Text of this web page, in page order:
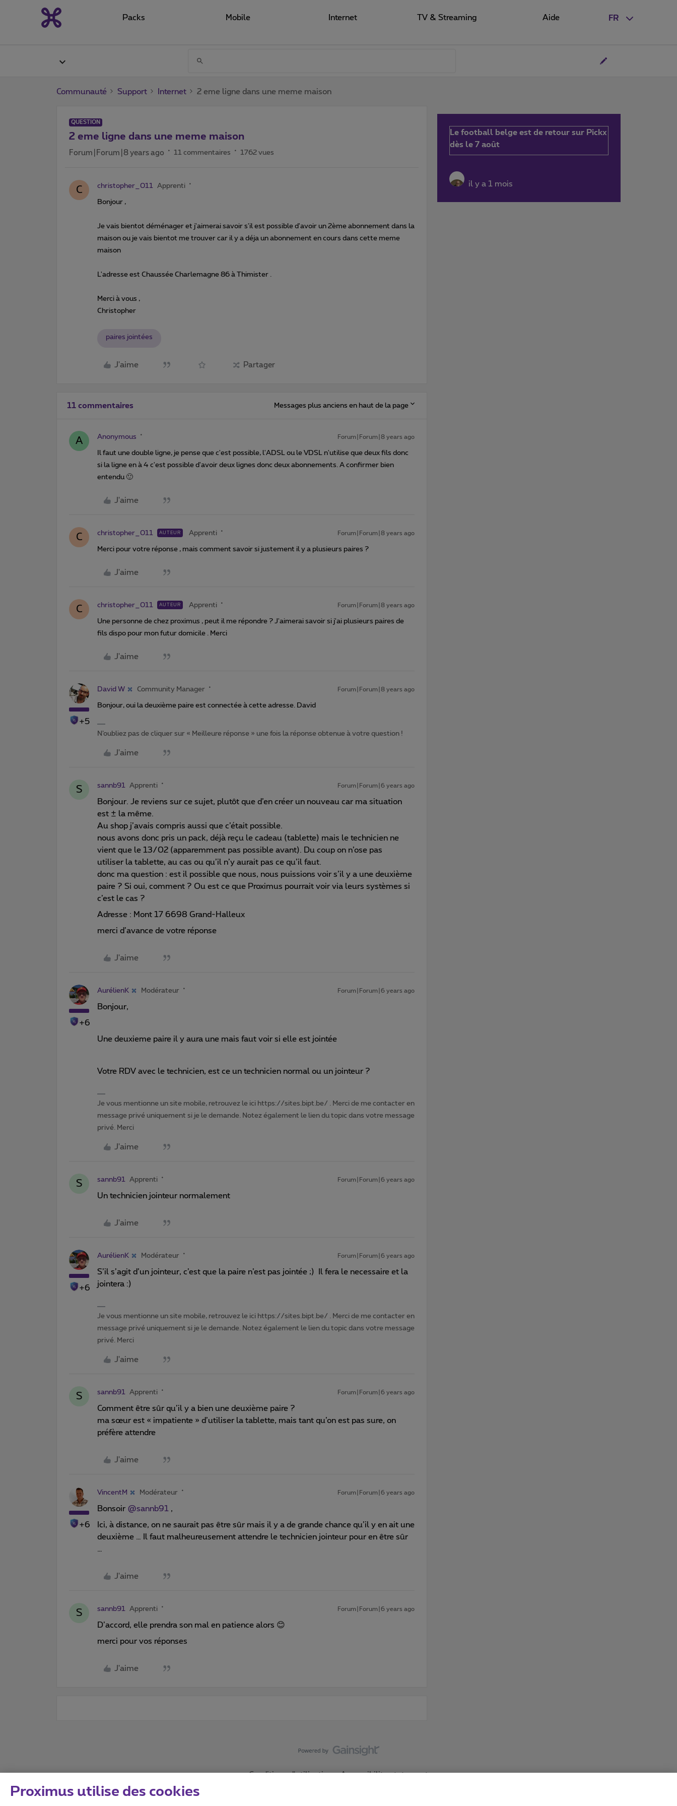
FR
Packs Mobile Internet TV & Streaming Aide
Communauté Support Internet 2 eme ligne dans une meme maison
QUESTION
2 eme ligne dans une meme maison
Forum|Forum|8 years ago 11 commentaires 1762 vues
C christopher_011 Apprenti
Bonjour ,
Je vais bientot déménager et j'aimerai savoir s'il est possible d'avoir un 2ème abonnement dans la
maison ou je vais bientot me trouver car il y a déja un abonnement en cours dans cette meme
maison
L'adresse est Chaussée Charlemagne 86 à Thimister .
Merci à vous ,
Christopher
paires jointées
J'aime Partager
11 commentaires Messages plus anciens en haut de la page
A Anonymous Forum|Forum|8 years ago
Il faut une double ligne, je pense que c'est possible, l'ADSL ou le VDSL n'utilise que deux fils donc
si la ligne en à 4 c'est possible d'avoir deux lignes donc deux abonnements. A confirmer bien
entendu 🙂
J'aime
C christopher_011 AUTEUR Apprenti Forum|Forum|8 years ago
Merci pour votre réponse , mais comment savoir si justement il y a plusieurs paires ?
J'aime
C christopher_011 AUTEUR Apprenti Forum|Forum|8 years ago
Une personne de chez proximus , peut il me répondre ? J'aimerai savoir si j'ai plusieurs paires de
fils dispo pour mon futur domicile . Merci
J'aime
+5
David W Community Manager Forum|Forum|8 years ago
Bonjour, oui la deuxième paire est connectée à cette adresse. David
N’oubliez pas de cliquer sur « Meilleure réponse » une fois la réponse obtenue à votre question !
J'aime
S sannb91 Apprenti Forum|Forum|6 years ago
Bonjour. Je reviens sur ce sujet, plutôt que d’en créer un nouveau car ma situation
est ± la même.
Au shop j’avais compris aussi que c’était possible.
nous avons donc pris un pack, déjà reçu le cadeau (tablette) mais le technicien ne
vient que le 13/02 (apparemment pas possible avant). Du coup on n’ose pas
utiliser la tablette, au cas ou qu’il n’y aurait pas ce qu’il faut.
donc ma question : est il possible que nous, nous puissions voir s’il y a une deuxième
paire ? Si oui, comment ? Ou est ce que Proximus pourrait voir via leurs systèmes si
c’est le cas ?
Adresse : Mont 17 6698 Grand-Halleux
merci d’avance de votre réponse
J'aime
+6
AurélienK Modérateur Forum|Forum|6 years ago
Bonjour,
Une deuxieme paire il y aura une mais faut voir si elle est jointée
Votre RDV avec le technicien, est ce un technicien normal ou un jointeur ?
Je vous mentionne un site mobile, retrouvez le ici https://sites.bipt.be/ . Merci de me contacter en
message privé uniquement si je le demande. Notez également le lien du topic dans votre message
privé. Merci
J'aime
S sannb91 Apprenti Forum|Forum|6 years ago
Un technicien jointeur normalement
J'aime
+6
AurélienK Modérateur Forum|Forum|6 years ago
S’il s’agit d’un jointeur, c’est que la paire n’est pas jointée ;) Il fera le necessaire et la
jointera :)
Je vous mentionne un site mobile, retrouvez le ici https://sites.bipt.be/ . Merci de me contacter en
message privé uniquement si je le demande. Notez également le lien du topic dans votre message
privé. Merci
J'aime
S sannb91 Apprenti Forum|Forum|6 years ago
Comment être sûr qu’il y a bien une deuxième paire ?
ma sœur est « impatiente » d’utiliser la tablette, mais tant qu’on est pas sure, on
préfère attendre
J'aime
+6
VincentM Modérateur Forum|Forum|6 years ago
Bonsoir @sannb91 ,
Ici, à distance, on ne saurait pas être sûr mais il y a de grande chance qu’il y en ait une
deuxième … Il faut malheureusement attendre le technicien jointeur pour en être sûr
…
J'aime
S sannb91 Apprenti Forum|Forum|6 years ago
D’accord, elle prendra son mal en patience alors 😊
merci pour vos réponses
J'aime
Le football belge est de retour sur Pickx
dès le 7 août
il y a 1 mois
Conditions d'utilisation Accessibility statement
Proximus utilise des cookies